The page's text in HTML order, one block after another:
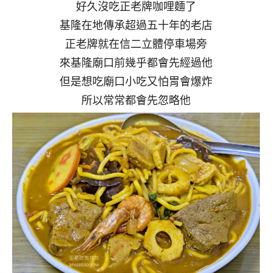
好久沒吃正老牌咖哩麵了
基隆在地傳承超過五十年的老店
正老牌就在信二立體停車場旁
來基隆廟口前幾乎都會先經過他
但是想吃廟口小吃又怕胃會爆炸
所以常常都會先忽略他